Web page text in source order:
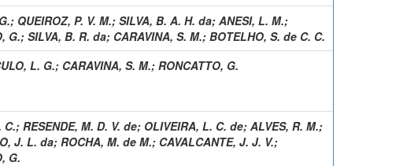
; QUEIROZ, P. V. M.; SILVA, B. A. H. da; ANESI, L. M.;
G.; SILVA, B. R. da; CARAVINA, S. M.; BOTELHO, S. de C. C.
L. G.; CARAVINA, S. M.; RONCATTO, G.
C.; RESENDE, M. D. V. de; OLIVEIRA, L. C. de; ALVES, R. M.;
J. L. da; ROCHA, M. de M.; CAVALCANTE, J. J. V.;
G.